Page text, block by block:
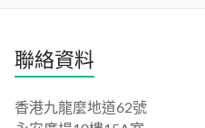
聯絡資料
香港九龍麼地道62號